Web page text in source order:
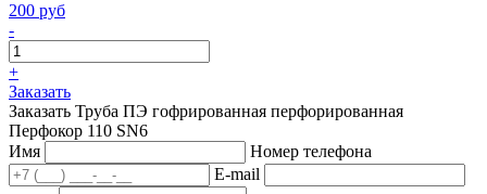
200 руб
-
+
Заказать
Заказать Труба ПЭ гофрированная перфорированная
Перфокор 110 SN6
Имя
Номер телефона
E-mail